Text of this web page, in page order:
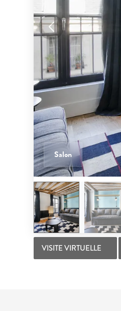
Salon
VISITE VIRTUELLE